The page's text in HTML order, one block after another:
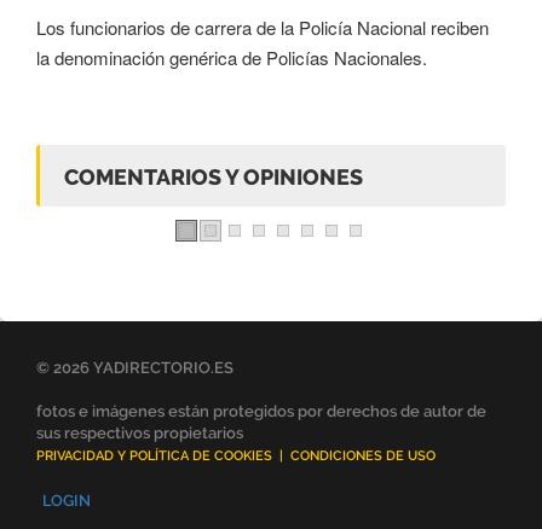
Los funcionarios de carrera de la Policía Nacional reciben
la denominación genérica de Policías Nacionales.
COMENTARIOS Y OPINIONES
© 2026 YADIRECTORIO.ES
fotos e imágenes están protegidos por derechos de autor de
sus respectivos propietarios
PRIVACIDAD Y POLÍTICA DE COOKIES | CONDICIONES DE USO
LOGIN